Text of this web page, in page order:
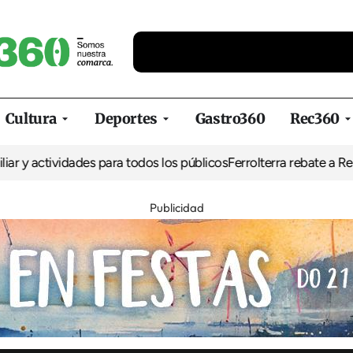
Cultura Deportes Gastro360 Rec360
para todos los públicosFerrolterra rebate a Renfe y
Publicidad